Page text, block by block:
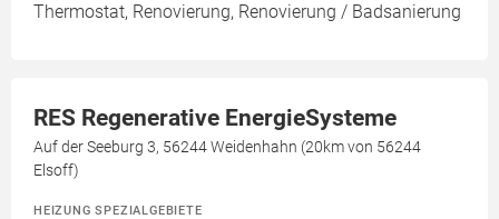
Thermostat, Renovierung, Renovierung / Badsanierung
RES Regenerative EnergieSysteme
Auf der Seeburg 3, 56244 Weidenhahn (20km von 56244
Elsoff)
HEIZUNG SPEZIALGEBIETE